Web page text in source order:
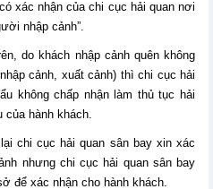
xác nhận của chi cục hải quan nơi
nhập cảnh”.
do khách nhập cảnh quên không
cảnh, xuất cảnh) thì chi cục hải
không chấp nhận làm thủ tục hải
hành khách.
chi cục hải quan sân bay xin xác
nhưng chi cục hải quan sân bay
để xác nhận cho hành khách.